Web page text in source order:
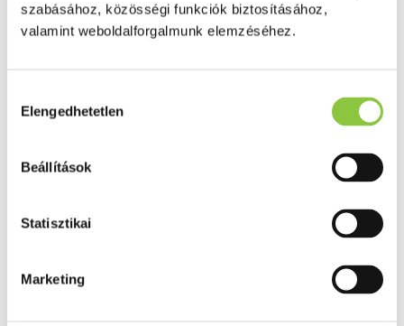
szabásához, közösségi funkciók biztosításához,
valamint weboldalforgalmunk elemzéséhez.
kiválasztása
Elengedhetetlen
Beállítások
Statisztikai
Marketing